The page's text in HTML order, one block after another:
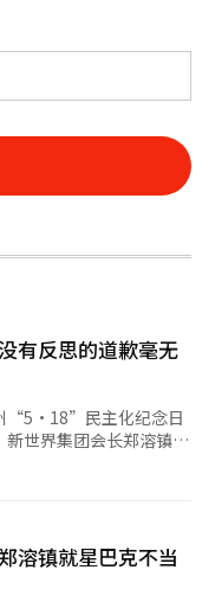
有反思的道歉毫无
“5·18”民主化纪念日
世界集团会长郑溶镇终
因此平息。公众从郑溶
但整篇表态最大的问题
。自始至终也没有正面
一家大型企业会出现如
溶镇就星巴克不当